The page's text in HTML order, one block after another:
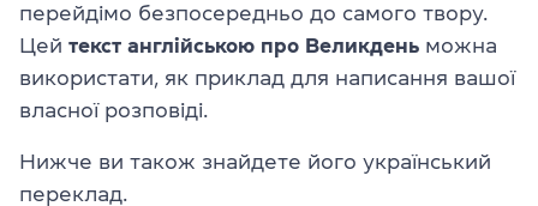
перейдімо безпосередньо до самого твору.
Цей текст англійською про Великдень можна
використати, як приклад для написання вашої
власної розповіді.
Нижче ви також знайдете його український
переклад.